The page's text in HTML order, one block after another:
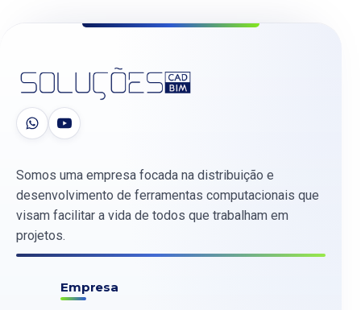
Somos uma empresa focada na distribuição e
desenvolvimento de ferramentas computacionais que
visam facilitar a vida de todos que trabalham em
projetos.
Empresa